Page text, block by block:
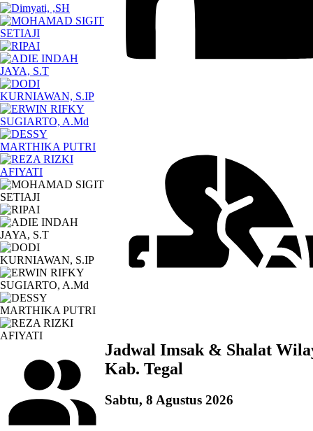
Jadwal Imsak & Shalat
Kab. Tegal
Sabtu, 8 Agustus 2026